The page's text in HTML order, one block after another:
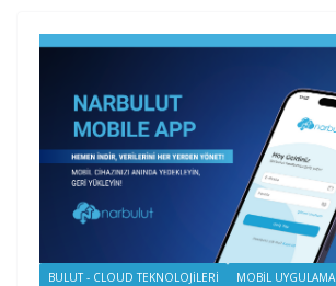
BULUT - CLOUD TEKNOLOJILERI
MOBIL UYGULAMA